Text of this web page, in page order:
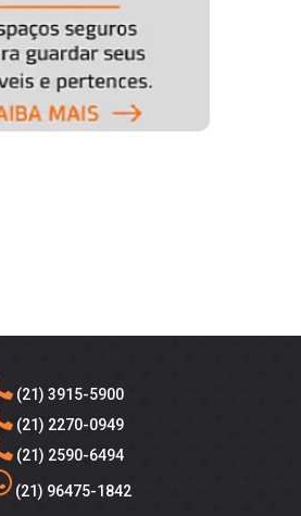
(21) 3915-5900
(21) 2270-0949
(21) 2590-6494
(21) 96475-1842